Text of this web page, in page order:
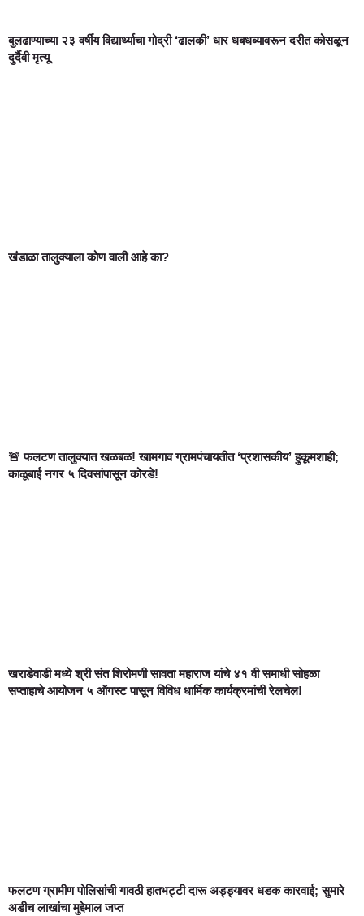
बुलढाण्याच्या २३ वर्षीय विद्यार्थ्याचा गोद्री ‘ढालकी’ धार धबधब्यावरून दरीत कोसळून
दुर्दैवी मृत्यू
खंडाळा तालुक्याला कोण वाली आहे का?
🚨 फलटण तालुक्यात खळबळ! खामगाव ग्रामपंचायतीत ‘प्रशासकीय’ हुकूमशाही;
काळूबाई नगर ५ दिवसांपासून कोरडे!
खराडेवाडी मध्ये श्री संत शिरोमणी सावता महाराज यांचे ४१ वी समाधी सोहळा
सप्ताहाचे आयोजन ५ ऑगस्ट पासून विविध धार्मिक कार्यक्रमांची रेलचेल!
फलटण ग्रामीण पोलिसांची गावठी हातभट्टी दारू अड्ड्यावर धडक कारवाई; सुमारे
अडीच लाखांचा मुद्देमाल जप्त